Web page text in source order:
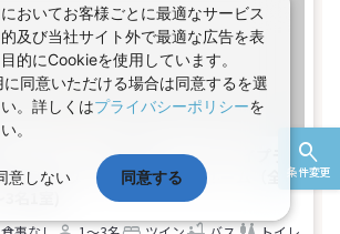
条件変更
ェックイン】お得なショートステイプラン
オンタワー】スタンダードルーム（全室
名1室)
おいてお客様ごとに最適なサービス
及び当社サイト外で最適な広告を表
的にCookieを使用しています。
同意いただける場合は同意するを選
。詳しくはプライバシーポリシーを
。
意しない 同意する